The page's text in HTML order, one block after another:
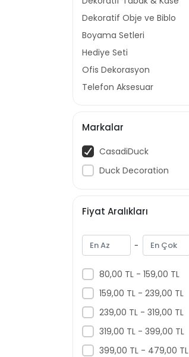
Dekoratif Obje ve Biblo
Boyama Setleri
Hediye Seti
Ofis Dekorasyon
Telefon Aksesuar
Markalar
CasadiDuck
Duck Decoration
Fiyat Aralıkları
-
80,00 TL - 159,00 TL
159,00 TL - 239,00 TL
239,00 TL - 319,00 TL
319,00 TL - 399,00 TL
399,00 TL - 479,00 TL